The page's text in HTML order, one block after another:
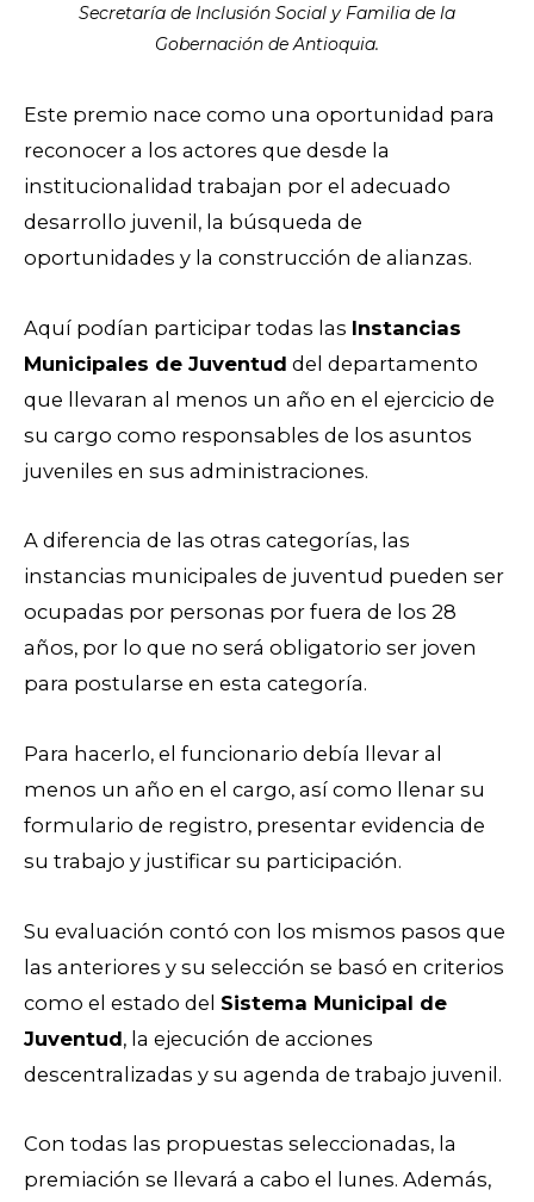
Secretaría de Inclusión Social y Familia de la
Gobernación de Antioquia.
Este premio nace como una oportunidad para
reconocer a los actores que desde la
institucionalidad trabajan por el adecuado
desarrollo juvenil, la búsqueda de
oportunidades y la construcción de alianzas.
Aquí podían participar todas las Instancias
Municipales de Juventud del departamento
que llevaran al menos un año en el ejercicio de
su cargo como responsables de los asuntos
juveniles en sus administraciones.
A diferencia de las otras categorías, las
instancias municipales de juventud pueden ser
ocupadas por personas por fuera de los 28
años, por lo que no será obligatorio ser joven
para postularse en esta categoría.
Para hacerlo, el funcionario debía llevar al
menos un año en el cargo, así como llenar su
formulario de registro, presentar evidencia de
su trabajo y justificar su participación.
Su evaluación contó con los mismos pasos que
las anteriores y su selección se basó en criterios
como el estado del Sistema Municipal de
Juventud, la ejecución de acciones
descentralizadas y su agenda de trabajo juvenil.
Con todas las propuestas seleccionadas, la
premiación se llevará a cabo el lunes. Además,